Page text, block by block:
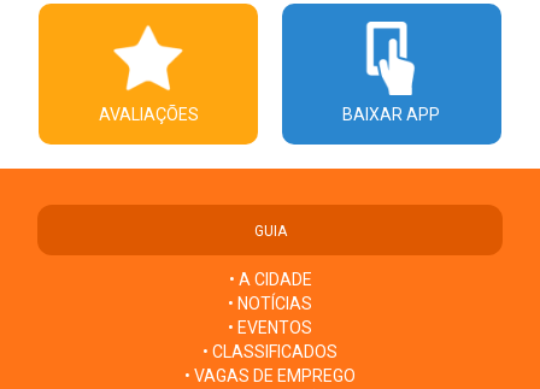
AVALIAÇÕES BAIXAR APP
GUIA
• A CIDADE
• NOTÍCIAS
• EVENTOS
• CLASSIFICADOS
• VAGAS DE EMPREGO